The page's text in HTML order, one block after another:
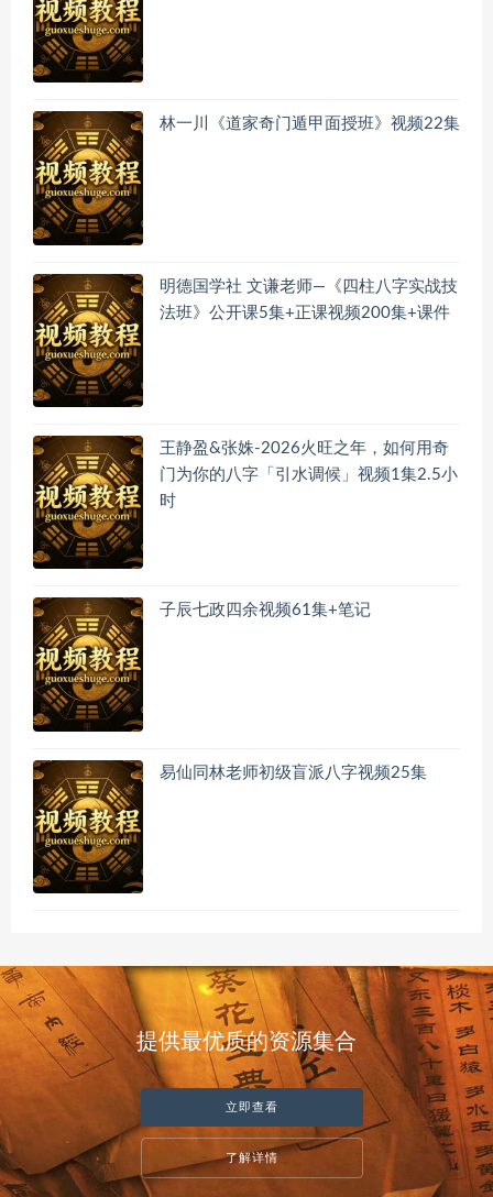
林一川《道家奇门遁甲面授班》视频22集
明德国学社 文谦老师—《四柱八字实战技
法班》公开课5集+正课视频200集+课件
王静盈&张姝-2026火旺之年，如何用奇
门为你的八字「引水调候」视频1集2.5小
时
子辰七政四余视频61集+笔记
易仙同林老师初级盲派八字视频25集
提供最优质的资源集合
立即查看
了解详情